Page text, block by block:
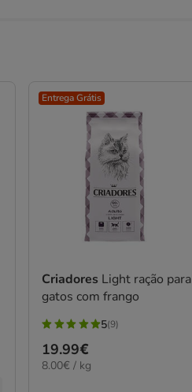
Entrega Grátis
Criadores Light ração para
gatos com frango
5
estrelas
com
5(9)
Preço
19.99€
19.99€
8.00€
8.00€ / kg